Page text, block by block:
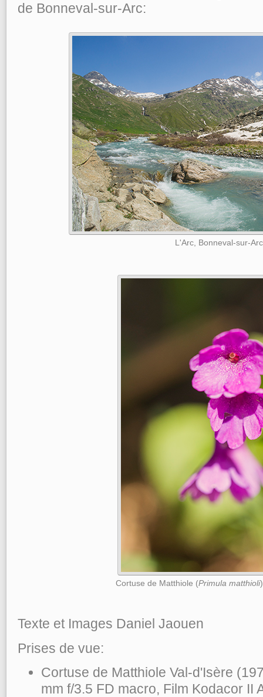
de Bonneval-sur-Arc:
L'Arc, Bonneval-sur-Arc
Cortuse de Matthiole (Primula matthioli
Texte et Images Daniel Jaouen
Prises de vue:
Cortuse de Matthiole Val-d'Isère
mm f/3.5 FD macro, Film Kodacor II